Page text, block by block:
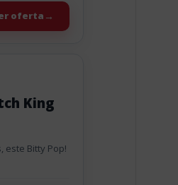
oferta
King
este Bitty Pop!